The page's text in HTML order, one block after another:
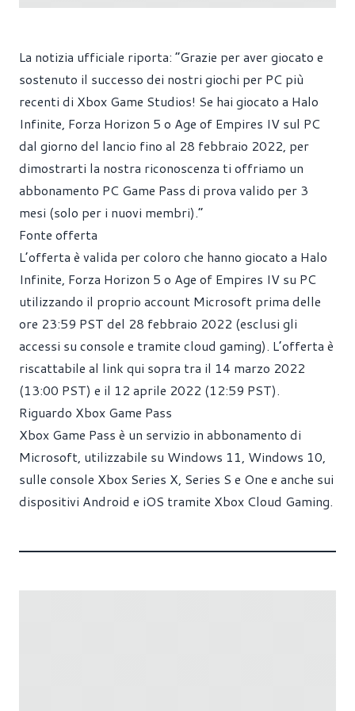
La notizia ufficiale riporta: “Grazie per aver giocato e
sostenuto il successo dei nostri giochi per PC più
recenti di Xbox Game Studios! Se hai giocato a Halo
Infinite, Forza Horizon 5 o Age of Empires IV sul PC
dal giorno del lancio fino al 28 febbraio 2022, per
dimostrarti la nostra riconoscenza ti offriamo un
abbonamento PC Game Pass di prova valido per 3
mesi (solo per i nuovi membri).”
Fonte offerta
L’offerta è valida per coloro che hanno giocato a Halo
Infinite, Forza Horizon 5 o Age of Empires IV su PC
utilizzando il proprio account Microsoft prima delle
ore 23:59 PST del 28 febbraio 2022 (esclusi gli
accessi su console e tramite cloud gaming). L’offerta è
riscattabile al link qui sopra tra il 14 marzo 2022
(13:00 PST) e il 12 aprile 2022 (12:59 PST).
Riguardo Xbox Game Pass
Xbox Game Pass è un servizio in abbonamento di
Microsoft, utilizzabile su Windows 11, Windows 10,
sulle console Xbox Series X, Series S e One e anche sui
dispositivi Android e iOS tramite Xbox Cloud Gaming.